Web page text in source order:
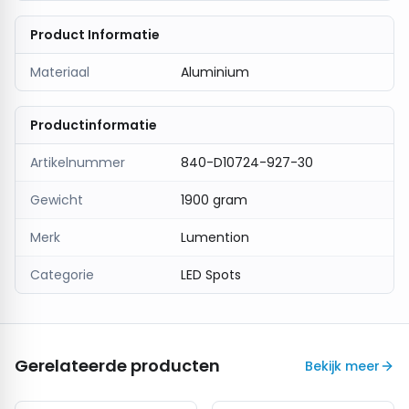
Product Informatie
Materiaal Aluminium
Productinformatie
Artikelnummer 840-D10724-927-30
Gewicht 1900 gram
Merk Lumention
Categorie LED Spots
Gerelateerde producten Bekijk meer